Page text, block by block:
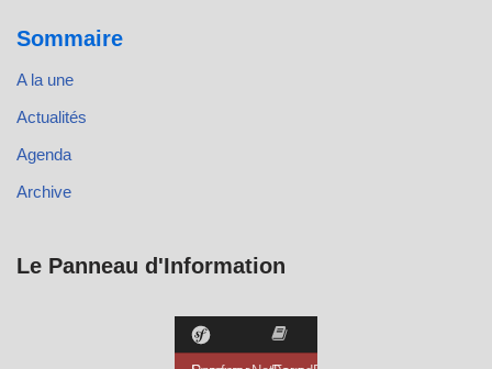
Sommaire
A la une
Actualités
Agenda
Archive
Le Panneau d'Information